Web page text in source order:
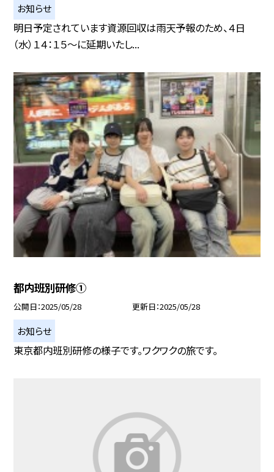
お知らせ
明日予定されています資源回収は雨天予報のため、４日
（水）１４：１５～に延期いたし...
都内班別研修①
公開日 2025/05/28 更新日 2025/05/28
お知らせ
東京都内班別研修の様子です。ワクワクの旅です。